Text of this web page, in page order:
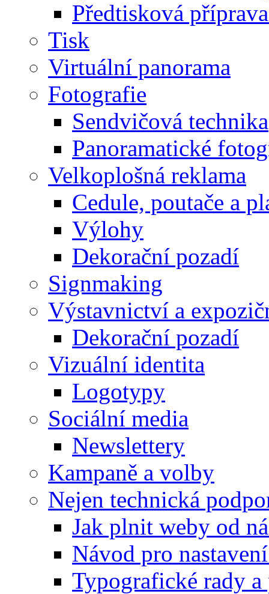
Předtisková
Tisk
Virtuální panorama
Fotografie
Sendvičová technika
Panoramatické
Velkoplošná reklama
Cedule, poutače a
Výlohy
Dekorační pozadí
Signmaking
Výstavnictví a
Dekorační pozadí
Vizuální identita
Logotypy
Sociální media
Newslettery
Kampaně a volby
Nejen technická
Jak plnit weby od
Návod pro
Typografické rady